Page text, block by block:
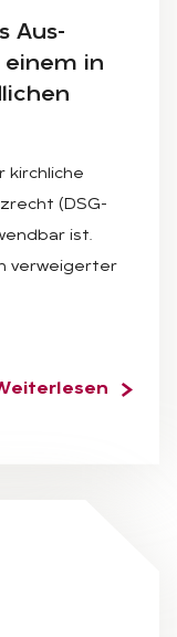
Aus­
in
kirchliche
(DSG-
ist.
verweigerter